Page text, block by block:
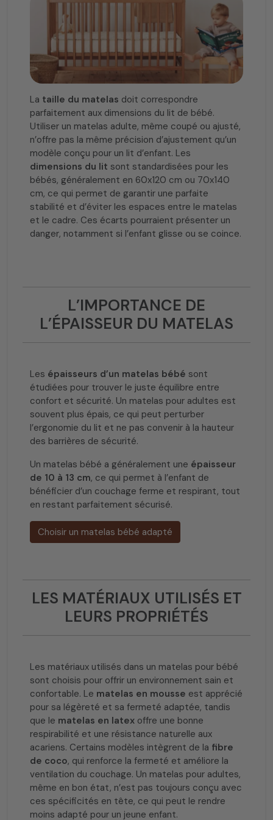
La taille du matelas doit correspondre
parfaitement aux dimensions du lit de bébé.
Utiliser un matelas adulte, même coupé ou ajusté,
n’offre pas la même précision d’ajustement qu’un
modèle conçu pour un lit d’enfant. Les
dimensions du lit sont standardisées pour les
bébés, généralement en 60x120 cm ou 70x140
cm, ce qui permet de garantir une parfaite
stabilité et d’éviter les espaces entre le matelas
et le cadre. Ces écarts pourraient présenter un
danger, notamment si l’enfant glisse ou se coince.
L’IMPORTANCE DE
L’ÉPAISSEUR DU MATELAS
Les épaisseurs d’un matelas bébé sont
étudiées pour trouver le juste équilibre entre
confort et sécurité. Un matelas pour adultes est
souvent plus épais, ce qui peut perturber
l’ergonomie du lit et ne pas convenir à la hauteur
des barrières de sécurité.
Un matelas bébé a généralement une épaisseur
de 10 à 13 cm, ce qui permet à l’enfant de
bénéficier d’un couchage ferme et respirant, tout
en restant parfaitement sécurisé.
Choisir un matelas bébé adapté
LES MATÉRIAUX UTILISÉS ET
LEURS PROPRIÉTÉS
Les matériaux utilisés dans un matelas pour bébé
sont choisis pour offrir un environnement sain et
confortable. Le matelas en mousse est apprécié
pour sa légèreté et sa fermeté adaptée, tandis
que le matelas en latex offre une bonne
respirabilité et une résistance naturelle aux
acariens. Certains modèles intègrent de la fibre
de coco, qui renforce la fermeté et améliore la
ventilation du couchage. Un matelas pour adultes,
même en bon état, n’est pas toujours conçu avec
ces spécificités en tête, ce qui peut le rendre
moins adapté pour un jeune enfant.